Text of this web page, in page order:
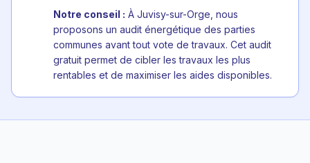
Notre conseil : À Juvisy-sur-Orge, nous
proposons un audit énergétique des parties
communes avant tout vote de travaux. Cet audit
gratuit permet de cibler les travaux les plus
rentables et de maximiser les aides disponibles.